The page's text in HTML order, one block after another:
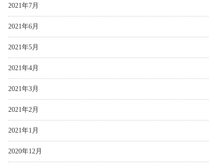
2021年7月
2021年6月
2021年5月
2021年4月
2021年3月
2021年2月
2021年1月
2020年12月